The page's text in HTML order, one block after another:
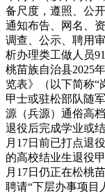
备尺度，遵照、公
通知布告、网名、
调查、公示、聘用
析办理类工做人员
桃苗族自治县2025
览表》（以下简称“
甲士或驻松部队随
源（兵源）通俗高
退役后完成学业或
月17日前已打点退
的高校结业生退役
月17日仍正在松桃
聘请“下层办事项目